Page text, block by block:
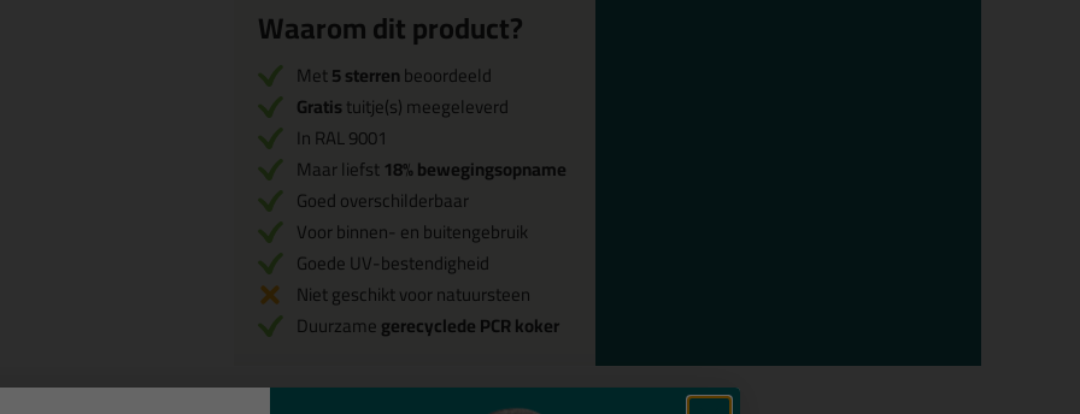
Waarom dit product?
Met5 sterrenbeoordeeld
Gratistuitje(s) meegeleverd
In RAL 9001
Maar liefst18% bewegingsopname
Goed overschilderbaar
Voor binnen- en buitengebruik
Goede UV-bestendigheid
Niet geschikt voor natuursteen
Duurzamegerecyclede PCR koker